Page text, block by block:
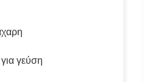
για γεύση